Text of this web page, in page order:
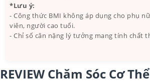
*Lưu ý:
- Công thức BMI không áp dụng cho phụ
viên, người cao tuổi.
- Chỉ số cân nặng lý tưởng mang tính chất
REVIEW Chăm Sóc Cơ Thể